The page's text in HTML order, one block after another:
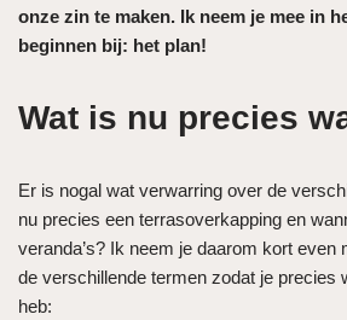
onze zin te maken. Ik neem je mee in
beginnen bij: het plan!
Wat is nu precies
Er is nogal wat verwarring over de
nu precies een terrasoverkapping en
veranda’s? Ik neem je daarom kort even
de verschillende termen zodat je precies
heb: